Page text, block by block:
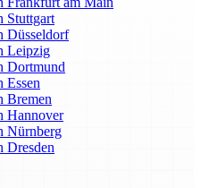
Stuttgart
Düsseldorf
Leipzig
Dortmund
Essen
Bremen
Hannover
Nürnberg
Dresden